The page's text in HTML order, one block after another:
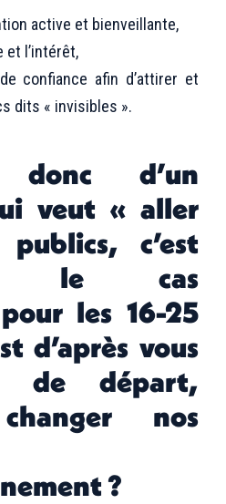
active et bienveillante,
et l’intérêt,
confiance afin d’attirer et
dits « invisibles ».
d’un
veut « aller
c’est
le cas
les 16-25
d’après vous
de départ,
nos
?